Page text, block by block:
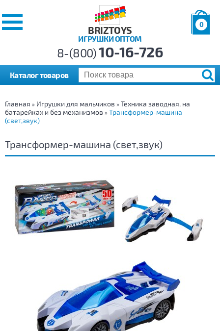
BRIZTOYS
ИГРУШКИ ОПТОМ
0
р.
8-(800)10-16-726
Каталог товаров
Главная » Игрушки для мальчиков » Техника заводная, на
батарейках и без механизмов » Трансформер-машина
(свет,звук)
Трансформер-машина (свет,звук)